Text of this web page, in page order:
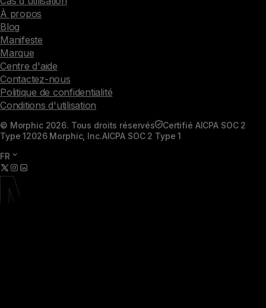
À propos
Blog
Manifeste
Marque
Centre d'aide
Contactez-nous
Politique de confidentialité
Conditions d'utilisation
© Morphic 2026. Tous droits réservés
Certifié AICPA SOC 2
Type 12026 Morphic, Inc.AICPA SOC 2 Type 1
FR